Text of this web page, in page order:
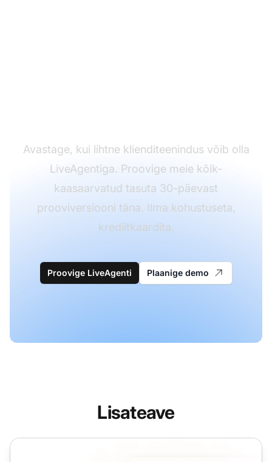
Avastage, kui lihtne klienditeenindus võib olla
LiveAgentiga. Proovige meie kõik-
kaasaarvatud tasuta 30-päevast
prooviversiooni täna. Ilma kohustuseta,
krediitkaardita.
Proovige LiveAgenti Plaanige demo
Lisateave
Agentide roll